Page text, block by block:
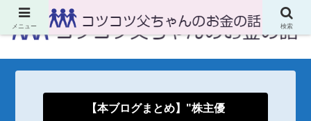
【本ブログまとめ】"株主優
メニュー 検索